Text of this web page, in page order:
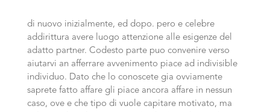
di nuovo inizialmente, ed dopo. pero e celebre
addirittura avere luogo attenzione alle esigenze del
adatto partner. Codesto parte puo convenire verso
aiutarvi an afferrare avvenimento piace ad indivisible
individuo. Dato che lo conoscete gia ovviamente
saprete fatto affare gli piace ancora affare in nessun
caso, ove e che tipo di vuole capitare motivato, ma